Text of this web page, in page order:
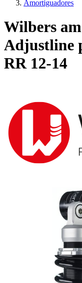
Amortiguadores
Wilbers
Adjustline
RR 12-14